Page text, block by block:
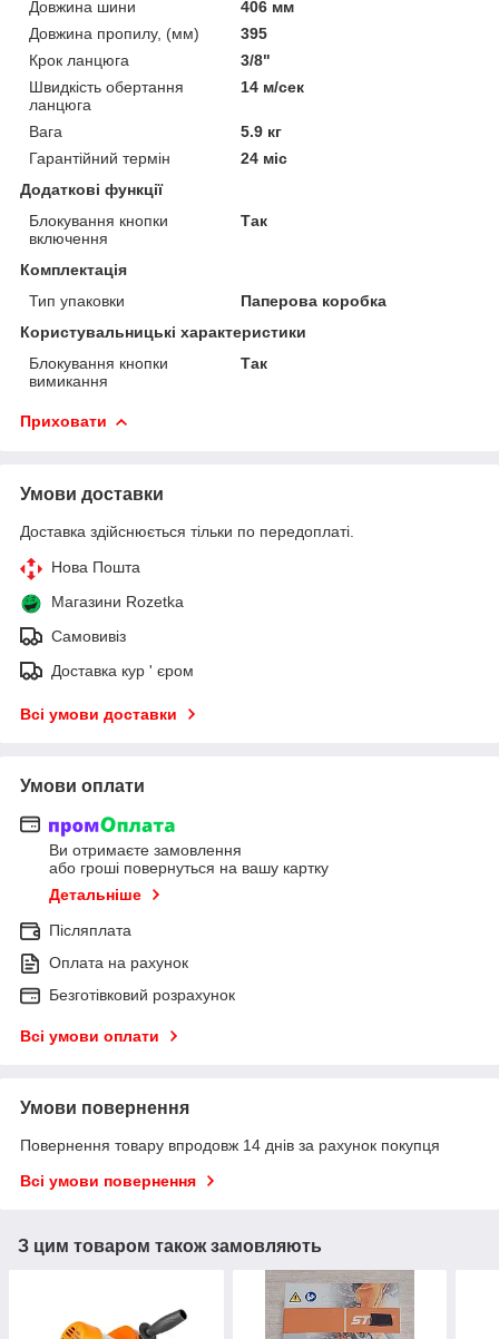
Довжина шини
406 мм
Довжина пропилу, (мм)
395
Крок ланцюга
3/8"
Швидкість обертання
ланцюга
14 м/сек
Вага
5.9 кг
Гарантійний термін
24 міс
Додаткові функції
Блокування кнопки
включення
Так
Комплектація
Тип упаковки
Паперова коробка
Користувальницькі характеристики
Блокування кнопки
вимикання
Так
Приховати
Умови доставки
Доставка здійснюється тільки по передоплаті.
Нова Пошта
Магазини Rozetka
Самовивіз
Доставка кур ' єром
Всі умови доставки
Умови оплати
Ви отримаєте замовлення
або гроші повернуться на вашу картку
Детальніше
Післяплата
Оплата на рахунок
Безготівковий розрахунок
Всі умови оплати
Умови повернення
Повернення товару впродовж 14 днів за рахунок покупця
Всі умови повернення
З цим товаром також замовляють